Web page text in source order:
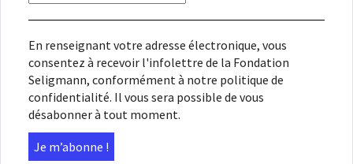
En renseignant votre adresse électronique, vous
consentez à recevoir l'infolettre de la Fondation
Seligmann, conformément à notre politique de
confidentialité. Il vous sera possible de vous
désabonner à tout moment.